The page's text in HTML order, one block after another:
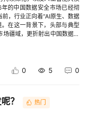
学习能力的SaaS方案进行验
促规则进行测试 9 架构演进
续架构可以继续向几个方向演
诉等场景拆成不同Agent 知识
性扩容 根据队列长度动态增
的咨询数据统一沉淀，用于
并发下，AI客服真正需要解决
营团队来说，这类架构可以
采用自研还是第三方服务，
力放在同等重要的位置 AI客
，而是在咨询高峰下仍然保
官方文档
称 "title": "2022-
KF-2223-02）采购项目",//
招
招投标公
是面向人工智能场景的上层应
传统机器学习中，各机构需将
中，各机构在本地使用自己
）进行加密上传并汇总。通
执行环境 与前两者依赖复杂
地后被解密进行计算，外部操
数据状态。这就像在一个完
问题。数据一旦进入流通环
动态访问控制与数据沙箱 传
细粒度的动态管控。这通常
份、时间、地点、设备状态
的中国数据安全市场已经彻
，行业正向着“AI原生、数据
在这一背景下，头部与典型
疆域，更折射出中国数据安
七家典型重点企业，深度剖
局持续深化其“平台化+体系
+国际化”的双轮驱动，不仅
操作系统的全面适配，更在
对性解决方案。此外，奇安
现了数据分类分级、敏感数
辰：政务与运营商双引擎驱
0 5 0
？
热门